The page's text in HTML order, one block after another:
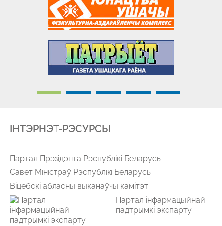
IНТЭРНЭТ-РЭСУРСЫ
Партал Прэзідэнта Рэспублікі Беларусь
Савет Міністраў Рэспублікі Беларусь
Віцебскі абласны выканаўчы камітэт
Партал інфармацыйнай
падтрымкі экспарту